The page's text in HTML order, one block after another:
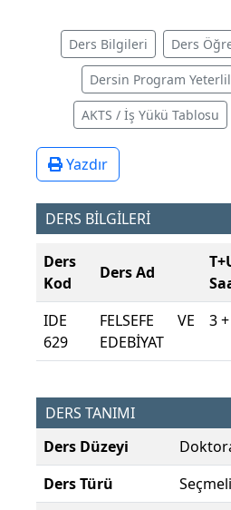
Ders Bilgileri Ders
Dersin Program
AKTS / İş Yükü Tablosu
Yazdır
DERS BİLGİLERİ
Ders
Kod
Ders Ad
IDE
629
FELSEFE VE
EDEBİYAT
3
DERS TANIMI
Ders Düzeyi
Ders Türü
Seçmeli